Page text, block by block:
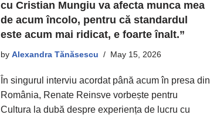
cu Cristian Mungiu va afecta munca mea
de acum încolo, pentru că standardul
este acum mai ridicat, e foarte înalt.”
by Alexandra Tănăsescu May 15, 2026
În singurul interviu acordat până acum în presa din
România, Renate Reinsve vorbește pentru
Cultura la dubă despre experiența de lucru cu